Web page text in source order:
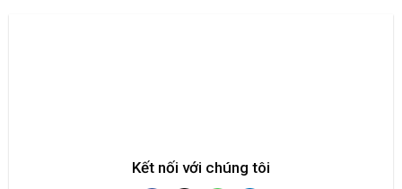
Kết nối với chúng tôi